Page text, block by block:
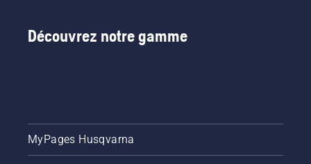
Découvrez notre gamme
MyPages Husqvarna